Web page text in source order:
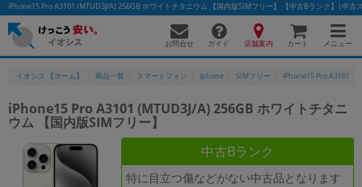
iPhone15 Pro A3101 (MTUD3J/A) 256GB ホワイトチタニウム 【国内版SIMフリー】 【中古Bランク】|中古
お問合せ ガイド 店舗案内 カート メニュー
イオシス 【ホーム】 商品一覧 スマートフォン iphone SIMフリー iPhone15 Pro A3101
iPhone15 Pro A3101 (MTUD3J/A) 256GB ホワイトチタニ
ウム 【国内版SIMフリー】
中古Bランク
特に目立つ傷などがない中古品となります
かんたんパソコン検索に切り替える